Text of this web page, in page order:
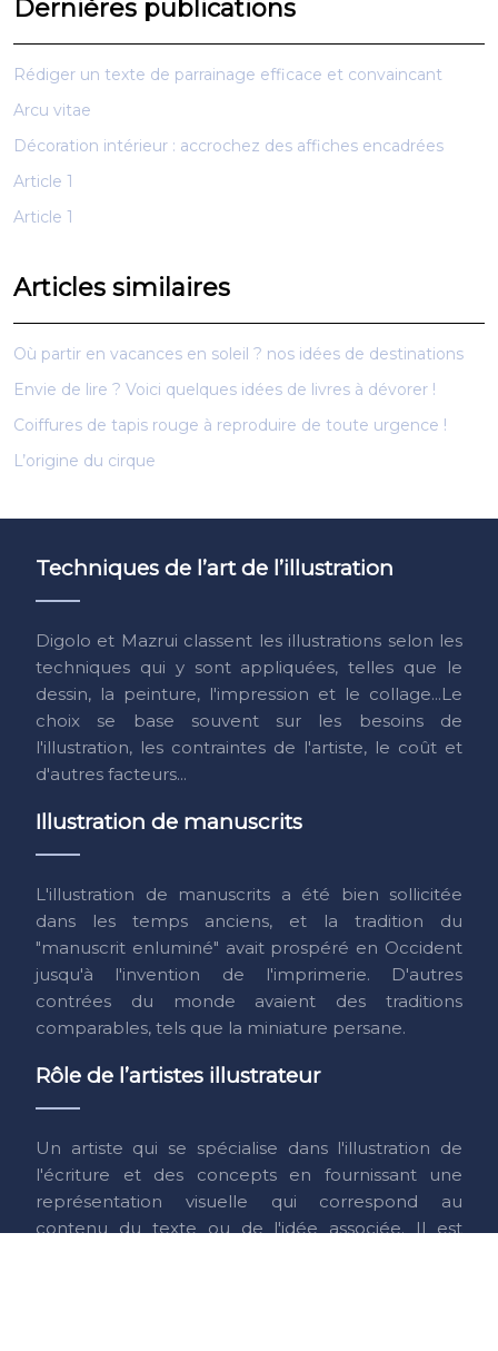
Dernières publications
Rédiger un texte de parrainage efficace et convaincant
Arcu vitae
Décoration intérieur : accrochez des affiches encadrées
Article 1
Article 1
Articles similaires
Où partir en vacances en soleil ? nos idées de destinations
Envie de lire ? Voici quelques idées de livres à dévorer !
Coiffures de tapis rouge à reproduire de toute urgence !
L’origine du cirque
Techniques de l’art de l’illustration
Digolo et Mazrui classent les illustrations selon les
techniques qui y sont appliquées, telles que le
dessin, la peinture, l'impression et le collage...Le
choix se base souvent sur les besoins de
l'illustration, les contraintes de l'artiste, le coût et
d'autres facteurs...
Illustration de manuscrits
L'illustration de manuscrits a été bien sollicitée
dans les temps anciens, et la tradition du
"manuscrit enluminé" avait prospéré en Occident
jusqu'à l'invention de l'imprimerie. D'autres
contrées du monde avaient des traditions
comparables, tels que la miniature persane.
Rôle de l’artistes illustrateur
Un artiste qui se spécialise dans l'illustration de
l'écriture et des concepts en fournissant une
représentation visuelle qui correspond au
contenu du texte ou de l'idée associée. Il est